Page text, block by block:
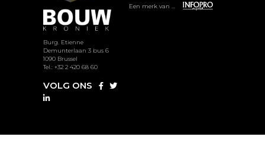
Burg. Etienne
Demunterlaan 3 bus 6
1090 Brussel
Tel.: +32 2 420 68 60
VOLG ONS
Een merk van ...